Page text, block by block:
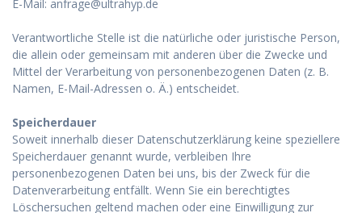
E-Mail: anfrage@ultrahyp.de
Verantwortliche Stelle ist die natürliche oder juristische Person,
die allein oder gemeinsam mit anderen über die Zwecke und
Mittel der Verarbeitung von personenbezogenen Daten (z. B.
Namen, E-Mail-Adressen o. Ä.) entscheidet.
Speicherdauer
Soweit innerhalb dieser Datenschutzerklärung keine speziellere
Speicherdauer genannt wurde, verbleiben Ihre
personenbezogenen Daten bei uns, bis der Zweck für die
Datenverarbeitung entfällt. Wenn Sie ein berechtigtes
Löschersuchen geltend machen oder eine Einwilligung zur